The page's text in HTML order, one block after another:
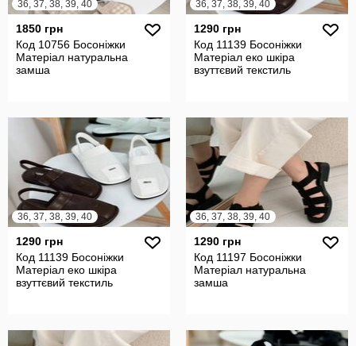
36, 37, 38, 39, 40
1850 грн
Код 10756 Босоніжки
Матеріал натуральна
замша
36, 37, 38, 39, 40
1290 грн
Код 11139 Босоніжки
Матеріал еко шкіра
взуттєвий текстиль
36, 37, 38, 39, 40
1290 грн
Код 11139 Босоніжки
Матеріал еко шкіра
взуттєвий текстиль
36, 37, 38, 39, 40
1290 грн
Код 11197 Босоніжки
Матеріал натуральна
замша